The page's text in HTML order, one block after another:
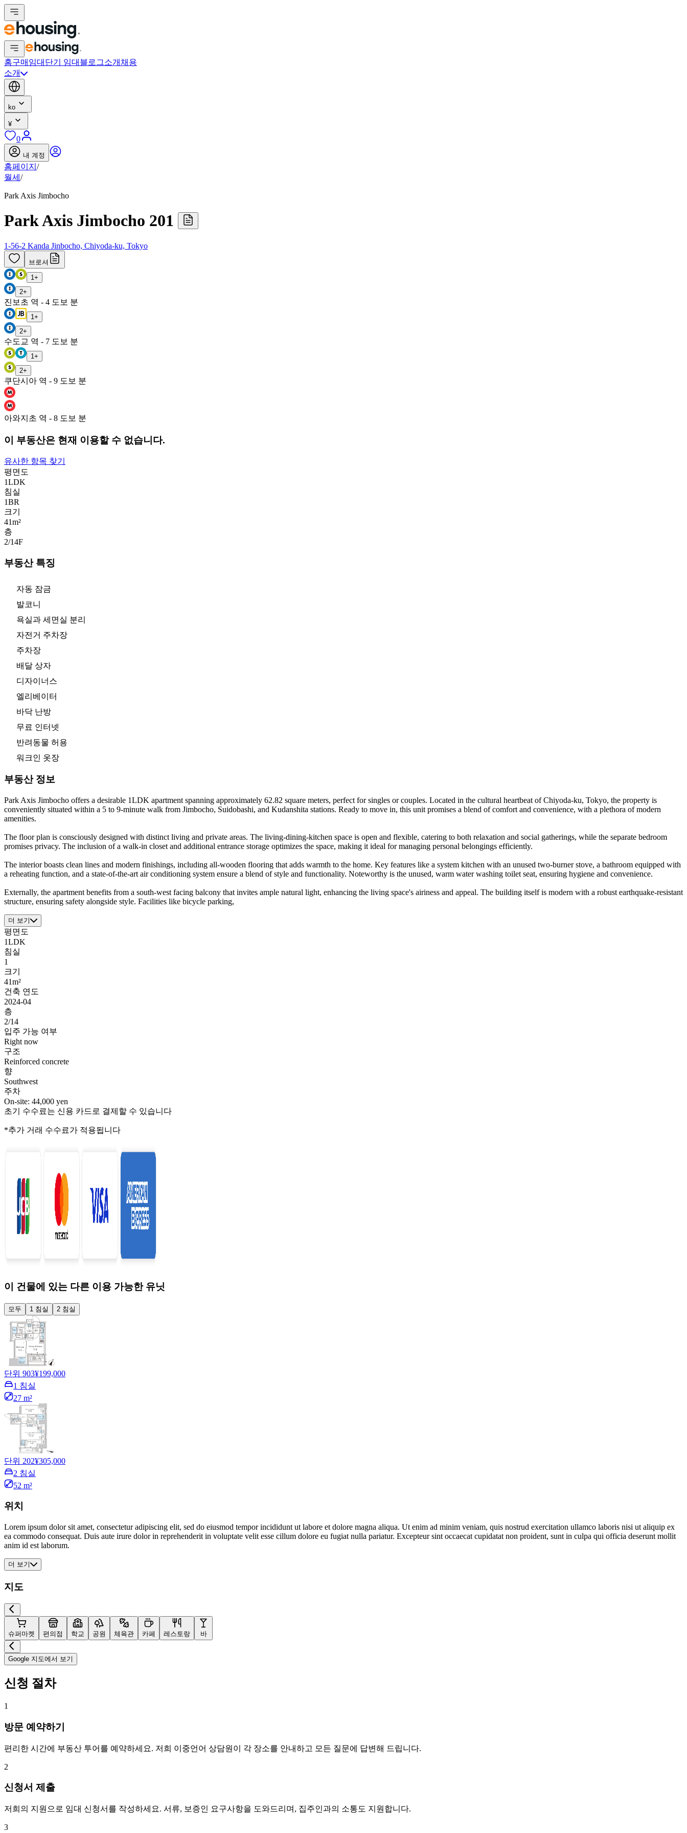
홈구매 임대 단기 임대 블로그소개 채용
소개
ko
¥
0
내 계정
홈페이지 /
월세 /
Park Axis Jimbocho
Park Axis Jimbocho 201
1-56-2 Kanda Jinbocho, Chiyoda-ku, Tokyo
브로셔
1 +
2+
진보초 역 - 4 도보 분
1 +
2+
수도교 역 - 7 도보 분
1 +
2+
쿠단시아 역 - 9 도보 분
아와지초 역 - 8 도보 분
이 부동산은 현재 이용할 수 없습니다.
유사한 항목 찾기
평면도
1LDK
침실
1BR
크기
41m²
층
2/14F
부동산 특징
자동 잠금
발코니
욕실과 세면실 분리
자전거 주차장
주차장
배달 상자
디자이너스
엘리베이터
바닥 난방
무료 인터넷
반려동물 허용
워크인 옷장
부동산 정보
Park Axis Jimbocho offers a desirable 1LDK apartment spanning approximately 62.82 square meters, perfect for singles or couples. Located in the cultural heartbeat of Chiyoda-ku, Tokyo, the property is
conveniently situated within a 5 to 9-minute walk from Jimbocho, Suidobashi, and Kudanshita stations. Ready to move in, this unit promises a blend of comfort and convenience, with a plethora of modern
amenities.
The floor plan is consciously designed with distinct living and private areas. The living-dining-kitchen space is open and flexible, catering to both relaxation and social gatherings, while the separate bedroom
promises privacy. The inclusion of a walk-in closet and additional entrance storage optimizes the space, making it ideal for managing personal belongings efficiently.
The interior boasts clean lines and modern finishings, including all-wooden flooring that adds warmth to the home. Key features like a system kitchen with an unused two-burner stove, a bathroom equipped with
a reheating function, and a state-of-the-art air conditioning system ensure a blend of style and functionality. Noteworthy is the unused, warm water washing toilet seat, ensuring hygiene and convenience.
Externally, the apartment benefits from a south-west facing balcony that invites ample natural light, enhancing the living space's airiness and appeal. The building itself is modern with a robust earthquake-resistant
structure, ensuring safety alongside style. Facilities like bicycle parking,
더 보기
평면도
1LDK
침실
1
크기
41m²
건축 연도
2024-04
층
2/14
입주 가능 여부
Right now
구조
Reinforced concrete
향
Southwest
주차
On-site: 44,000 yen
초기 수수료는 신용 카드로 결제할 수 있습니다
*추가 거래 수수료가 적용됩니다
이 건물에 있는 다른 이용 가능한 유닛
모두 1 침실 2 침실
단위 903¥199,000
1 침실
27 m²
단위 202¥305,000
2 침실
52 m²
위치
Lorem ipsum dolor sit amet, consectetur adipiscing elit, sed do eiusmod tempor incididunt ut labore et dolore magna aliqua. Ut enim ad minim veniam, quis nostrud exercitation ullamco laboris nisi ut aliquip ex
ea commodo consequat. Duis aute irure dolor in reprehenderit in voluptate velit esse cillum dolore eu fugiat nulla pariatur. Excepteur sint occaecat cupidatat non proident, sunt in culpa qui officia deserunt mollit
anim id est laborum.
더 보기
지도
슈퍼마켓 편의점 학교 공원 체육관 카페 레스토랑 바
Google 지도에서 보기
신청 절차
1
방문 예약하기
편리한 시간에 부동산 투어를 예약하세요. 저희 이중언어 상담원이 각 장소를 안내하고 모든 질문에 답변해 드립니다.
2
신청서 제출
저희의 지원으로 임대 신청서를 작성하세요. 서류, 보증인 요구사항을 도와드리며, 집주인과의 소통도 지원합니다.
3